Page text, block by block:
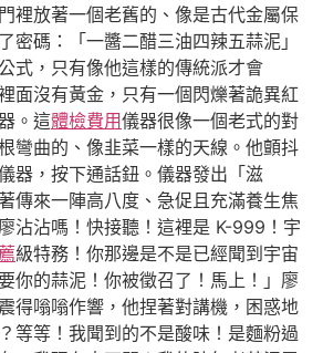
裡放著一個老舊的、像是古代金屬保
密碼：「一醬二醋三油四辣五蒜泥」
式，只有像他這樣的傳統派才會
面沒有黃金，只有一個閃爍著詭異紅
。這體檢費用儀器很像一個老式的對
彎曲的、像韭菜一樣的天線。他顫抖
器，按下通話鈕。儀器發出「滋
來一陣高八度、急促且充滿養生焦
沾沾嗎！快接聽！這裡是 K-999！宇
級特務！你那邊是不是已經聞到宇宙
你的蒜泥！你被徵召了！馬上！」廖
得嗡嗡作響，他捏著對講機，困惑地
等等！我聞到的不是酸味！是麵粉過